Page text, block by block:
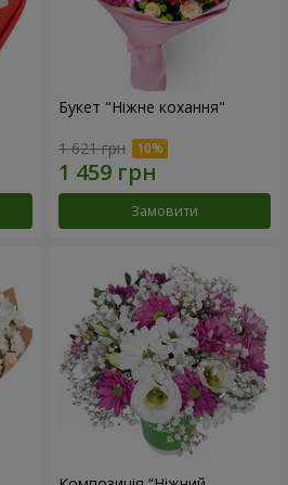
Букет "Ніжне кохання"
1 621 грн
Замовити